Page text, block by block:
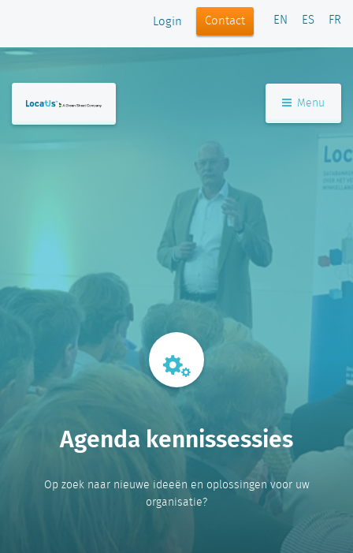
Login Contact EN ES FR
Menu
Agenda kennissessies
Op zoek naar nieuwe ideeën en oplossingen voor uw
organisatie?